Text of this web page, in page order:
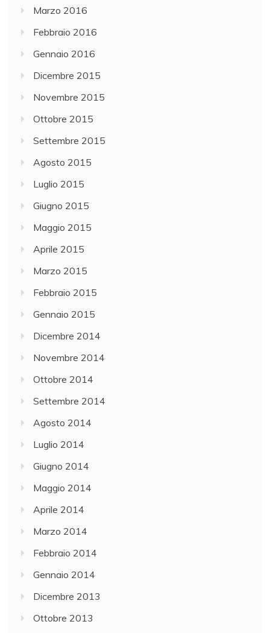
Marzo 2016
Febbraio 2016
Gennaio 2016
Dicembre 2015
Novembre 2015
Ottobre 2015
Settembre 2015
Agosto 2015
Luglio 2015
Giugno 2015
Maggio 2015
Aprile 2015
Marzo 2015
Febbraio 2015
Gennaio 2015
Dicembre 2014
Novembre 2014
Ottobre 2014
Settembre 2014
Agosto 2014
Luglio 2014
Giugno 2014
Maggio 2014
Aprile 2014
Marzo 2014
Febbraio 2014
Gennaio 2014
Dicembre 2013
Ottobre 2013